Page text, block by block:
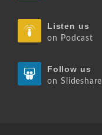
Listen us
on Podcast
Follow us
on Slideshare